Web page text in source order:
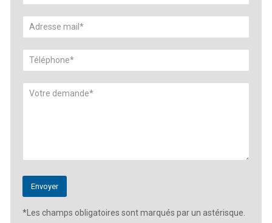
*Les champs obligatoires sont marqués par un astérisque.